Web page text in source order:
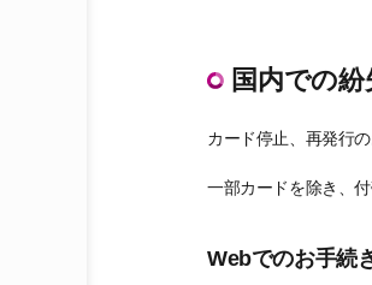
国内での
カード停止、再発行
一部カードを除き、
Webでのお手続